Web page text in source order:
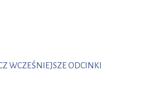
WCZEŚNIEJSZE ODCINKI